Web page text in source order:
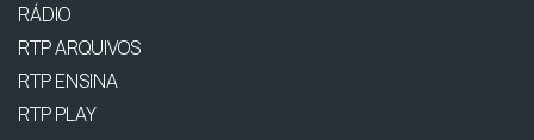
RÁDIO
RTP ARQUIVOS
RTP ENSINA
RTP PLAY